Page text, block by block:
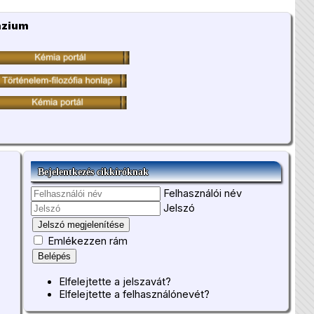
Bejelentkezés cikkíróknak
Felhasználói név
Jelszó
Jelszó megjelenítése
Emlékezzen rám
Belépés
Elfelejtette a jelszavát?
Elfelejtette a felhasználónevét?